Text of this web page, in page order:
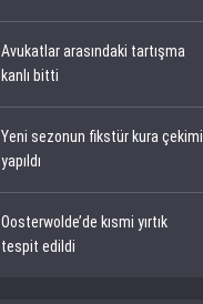
Avukatlar arasındaki tartışma
kanlı bitti
Yeni sezonun fikstür kura çekimi
yapıldı
Oosterwolde’de kısmi yırtık
tespit edildi